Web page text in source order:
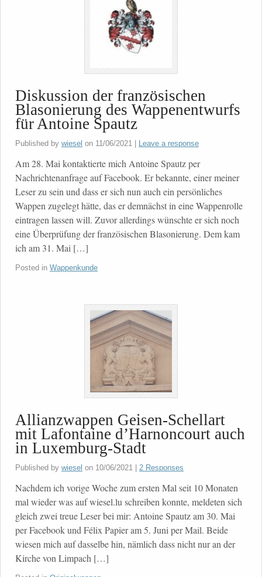
Diskussion der französischen
Blasonierung des Wappenentwurfs
für Antoine Spautz
Published by wiesel on 11/06/2021 Leave a response
Am 28. Mai kontaktierte mich Antoine Spautz per
Nachrichtenanfrage auf Facebook. Er bekannte, einer meiner
Leser zu sein und dass er sich nun auch ein persönliches
Wappen zugelegt hätte, das er demnächst in eine Wappenrolle
eintragen lassen will. Zuvor allerdings wünschte er sich noch
eine Überprüfung der französischen Blasonierung. Dem kam
ich am 31. Mai […]
Posted in Wappenkunde
Allianzwappen Geisen-Schellart
mit Lafontaine d’Harnoncourt auch
in Luxemburg-Stadt
Published by wiesel on 10/06/2021 2 Responses
Nachdem ich vorige Woche zum ersten Mal seit 10 Monaten
mal wieder was auf wiesel.lu schreiben konnte, meldeten sich
gleich zwei treue Leser bei mir: Antoine Spautz am 30. Mai
per Facebook und Félix Papier am 5. Juni per Mail. Beide
wiesen mich auf dasselbe hin, nämlich dass nicht nur an der
Kirche von Limpach […]